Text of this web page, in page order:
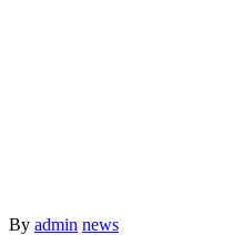
By admin news